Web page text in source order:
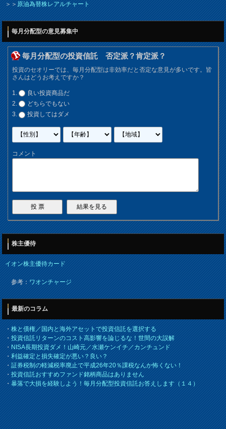
＞＞原油為替株レアルチャート
毎月分配型の意見募集中
毎月分配型の投資信託 否定派？肯定派？
投資のセオリーでは、毎月分配型は非効率だと否定な意見が多いです。皆
さんはどうお考えですか？
良い投資商品だ
どちらでもない
投資してはダメ
コメント
株主優待
イオン株主優待カード
参考：ワオンチャージ
最新のコラム
・株と債権／国内と海外アセットで投資信託を選択する
・投資信託リターンのコスト高影響を論じるな！世間の大誤解
・NISA長期投資ダメ！山崎元／水瀬ケンイチ／カンチュンド
・利益確定と損失確定が悪い？良い？
・証券税制の軽減税率廃止で平成26年20％課税なんか怖くない！
・投資信託おすすめファンド銘柄商品はありません
・暴落で大損を経験しよう！毎月分配型投資信託お答えします（１４）